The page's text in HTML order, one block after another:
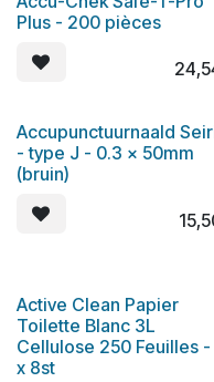
Plus - 200 pièces
Accupunctuurnaald
- type J - 0.3 x 50mm
(bruin)
Active Clean Papier
Toilette Blanc 3L
Cellulose 250 Feuilles -
x 8st